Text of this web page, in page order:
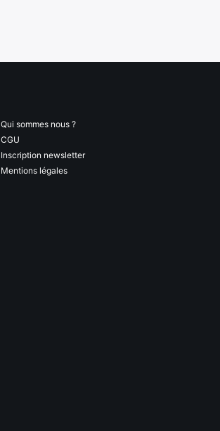
Qui sommes nous ?
CGU
Inscription newsletter
Mentions légales